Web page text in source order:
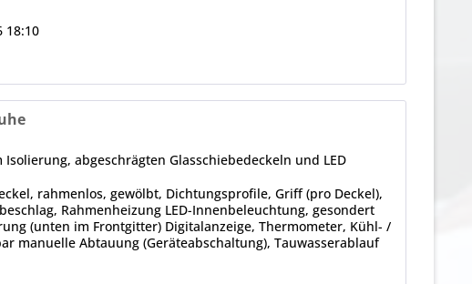
18:10
abgeschrägten Glasschiebedeckeln und LED
rahmenlos, gewölbt, Dichtungsprofile, Griff (pro Deckel),
Rahmenheizung LED-Innenbeleuchtung, gesondert
(unten im Frontgitter) Digitalanzeige, Thermometer, Kühl- /
manuelle Abtauung (Geräteabschaltung), Tauwasserablauf